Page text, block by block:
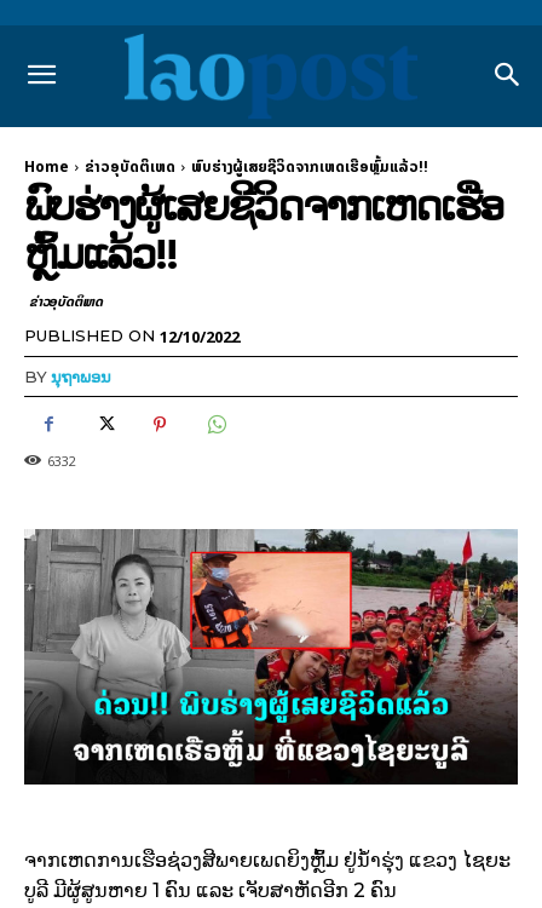
Home ຂ່າວອຸບັດຕິເຫດ ພົບຮ່າງຜູ້ເສຍຊີວິດຈາກເຫດເຮືອຫຼົ້ມແລ້ວ!!
ພົບຮ່າງຜູ້ເສຍຊີວິດຈາກເຫດເຮືອ
ຫຼົ້ມແລ້ວ!!
ຂ່າວອຸບັດຕິເຫດ
PUBLISHED ON 12/10/2022
BYນຸຖາພອນ
6332
ຈາກເຫດການເຮືອຊ່ວງສີພາຍເພດຍິງຫຼົ້ມ ຢູ່ນໍ້າຮຸ່ງ ແຂວງ ໄຊຍະ
ບູລີ ມີຜູ້ສູນຫາຍ ​1 ຄົນ ແລະ ເຈັບສາຫັດອີກ 2 ຄົນ